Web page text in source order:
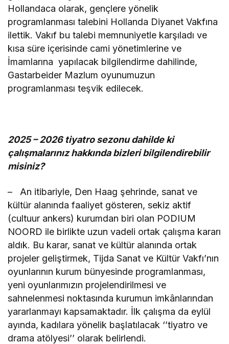
Hollandaca olarak, gençlere yönelik
programlanması talebini Hollanda Diyanet Vakfına
ilettik. Vakıf bu talebi memnuniyetle karşıladı ve
kısa süre içerisinde cami yönetimlerine ve
İmamlarına yapılacak bilgilendirme dahilinde,
Gastarbeider Mazlum oyunumuzun
programlanması teşvik edilecek.
2025 – 2026 tiyatro sezonu dahilde ki
çalışmalarınız hakkında bizleri bilgilendirebilir
misiniz?
– An itibariyle, Den Haag şehrinde, sanat ve
kültür alanında faaliyet gösteren, sekiz aktif
(cultuur ankers) kurumdan biri olan PODIUM
NOORD ile birlikte uzun vadeli ortak çalışma kararı
aldık. Bu karar, sanat ve kültür alanında ortak
projeler geliştirmek, Tijda Sanat ve Kültür Vakfı’nın
oyunlarının kurum bünyesinde programlanması,
yeni oyunlarımızın projelendirilmesi ve
sahnelenmesi noktasında kurumun imkânlarından
yararlanmayı kapsamaktadır. İlk çalışma da eylül
ayında, kadılara yönelik başlatılacak ‘’tiyatro ve
drama atölyesi’’ olarak belirlendi.